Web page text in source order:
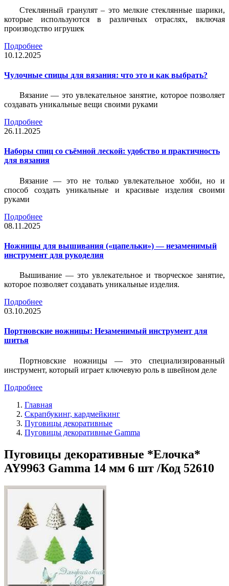
Стеклянный гранулят – это мелкие стеклянные шарики,
которые используются в различных отраслях, включая
производство игрушек
Подробнее
10.12.2025
Чулочные спицы для вязания: что это и как выбрать?
Вязание — это увлекательное занятие, которое позволяет
создавать уникальные вещи своими руками
Подробнее
26.11.2025
Наборы спиц со съёмной леской: удобство и практичность
для вязания
Вязание — это не только увлекательное хобби, но и
способ создать уникальные и красивые изделия своими
руками
Подробнее
08.11.2025
Ножницы для вышивания («цапельки») — незаменимый
инструмент для рукоделия
Вышивание — это увлекательное и творческое занятие,
которое позволяет создавать уникальные изделия.
Подробнее
03.10.2025
Портновские ножницы: Незаменимый инструмент для
шитья
Портновские ножницы — это специализированный
инструмент, который играет ключевую роль в швейном деле
Подробнее
Главная
Скрапбукинг, кардмейкинг
Пуговицы декоративные
Пуговицы декоративные Gamma
Пуговицы декоративные *Елочка*
AY9963 Gamma 14 мм 6 шт /Код 52610